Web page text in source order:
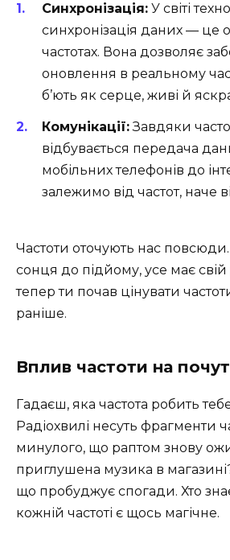
Синхронізація: У світі
синхронізація даних — це
частотах. Вона дозволяє
оновлення в реальному
б’ють як серце, живі й
Комунікації:Завдяки
відбувається передача
мобільних телефонів до
залежимо від частот, наче
Частоти оточують нас повсюди.
сонця до підйому, усе має
тепер ти почав цінувати
раніше.
Вплив частоти на
Гадаєш, яка частота робить
Радіохвилі несуть фрагменти
минулого, що раптом знову
приглушена музика в
що пробуджує спогади. Хто
кожній частоті є щось магічне.